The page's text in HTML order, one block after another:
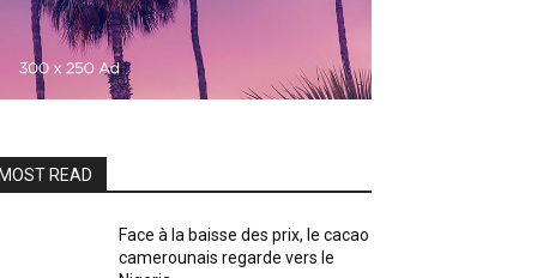
READ
Face à la baisse des prix, le cacao
camerounais regarde vers le